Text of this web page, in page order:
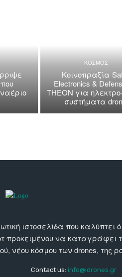
ΚΟΣΜΟΣ
Κοινοπραξία
Electronics &
THEON για
συστήματα
ιστοσελίδα που
προκειμένου να καταγράφει
νέου κόσμου των drones, της
Contact us: info@idrones.gr